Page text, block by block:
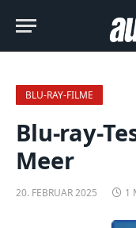
BLU-RAY-FILME
Blu-ray-
Meer
20. FEBRUAR 2025 1